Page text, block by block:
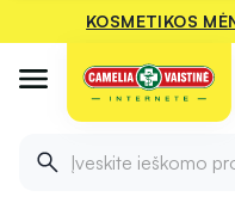
KOSMETIKOS
Įveskite ieškomo